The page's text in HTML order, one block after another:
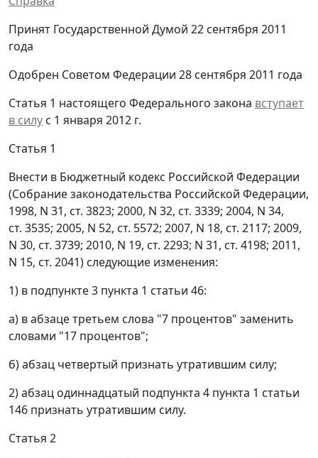
Принят Государственной Думой 22 сентября 2011
года
Одобрен Советом Федерации 28 сентября 2011 года
Статья 1 настоящего Федерального закона вступает
в силу с 1 января 2012 г.
Статья 1
Внести в Бюджетный кодекс Российской Федерации
(Собрание законодательства Российской Федерации,
1998, N 31, ст. 3823; 2000, N 32, ст. 3339; 2004, N 34,
ст. 3535; 2005, N 52, ст. 5572; 2007, N 18, ст. 2117; 2009,
N 30, ст. 3739; 2010, N 19, ст. 2293; N 31, ст. 4198; 2011,
N 15, ст. 2041) следующие изменения:
1) в подпункте 3 пункта 1 статьи 46:
а) в абзаце третьем слова "7 процентов" заменить
словами "17 процентов";
б) абзац четвертый признать утратившим силу;
2) абзац одиннадцатый подпункта 4 пункта 1 статьи
146 признать утратившим силу.
Статья 2